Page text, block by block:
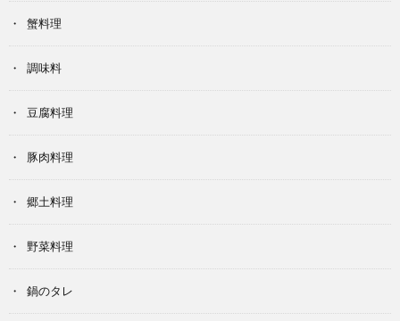
蟹料理
調味料
豆腐料理
豚肉料理
郷土料理
野菜料理
鍋のタレ